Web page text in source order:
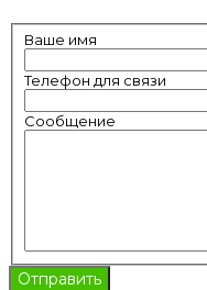
Ваше имя
Телефон для связи
Сообщение